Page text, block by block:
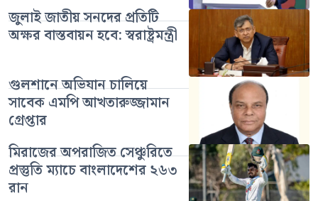
জুলাই জাতীয় সনদের প্রতিটি
অক্ষর বাস্তবায়ন হবে: স্বরাষ্ট্রমন্ত্রী
গুলশানে অভিযান চালিয়ে
সাবেক এমপি আখতারুজ্জামান
গ্রেপ্তার
মিরাজের অপরাজিত সেঞ্চুরিতে
প্রস্তুতি ম্যাচে বাংলাদেশের ২৬৩
রান